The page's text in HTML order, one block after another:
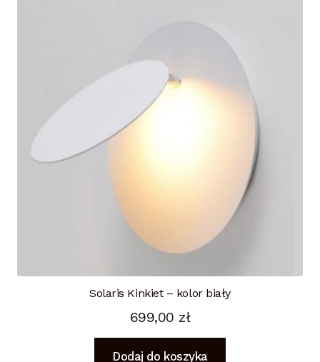
Solaris Kinkiet – kolor biały
699,00 zł
Dodaj do koszyka